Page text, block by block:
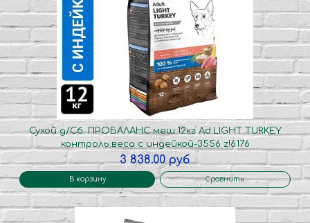
Сухой д/Сб. ПРОБАЛАНС меш.12кг Ad.LIGHT TURKEY
контроль.веса с индейкой-3556 z!6176
3 838.00 руб
В корзину Сравнить